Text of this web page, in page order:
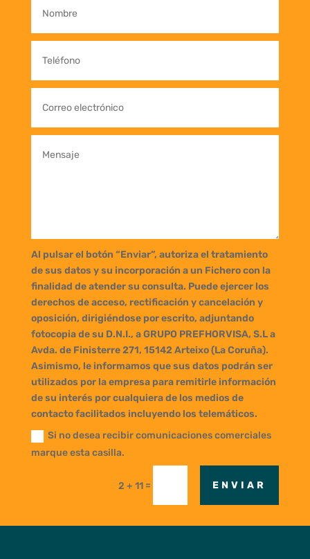
Al pulsar el botón “Enviar”, autoriza el tratamiento
de sus datos y su incorporación a un Fichero con la
finalidad de atender su consulta. Puede ejercer los
derechos de acceso, rectificación y cancelación y
oposición, dirigiéndose por escrito, adjuntando
fotocopia de su D.N.I., a GRUPO PREFHORVISA, S.L a
Avda. de Finisterre 271, 15142 Arteixo (La Coruña).
Asimismo, le informamos que sus datos podrán ser
utilizados por la empresa para remitirle información
de su interés por cualquiera de los medios de
contacto facilitados incluyendo los telemáticos.
Si no desea recibir comunicaciones comerciales
marque esta casilla.
2 + 11 = ENVIAR